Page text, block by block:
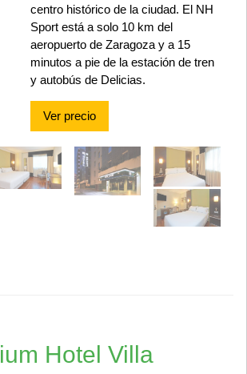
centro histórico de la ciudad. El NH
Sport está a solo 10 km del
aeropuerto de Zaragoza y a 15
minutos a pie de la estación de tren
y autobús de Delicias.
Ver precio
Hotel Villa